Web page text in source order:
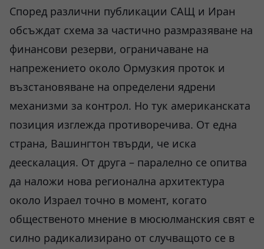
Според различни публикации САЩ и Иран
обсъждат схема за частично размразяване на
финансови резерви, ограничаване на
напрежението около Ормузкия проток и
възстановяване на определени ядрени
механизми за контрол. Но тук американската
позиция изглежда противоречива. От една
страна, Вашингтон твърди, че иска
деескалация. От друга – паралелно се опитва
да наложи нова регионална архитектура
около Израел точно в момент, когато
общественото мнение в мюсюлманския свят е
силно радикализирано от случващото се в